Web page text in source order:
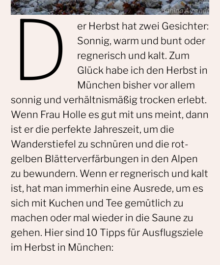
D
er Herbst hat zwei Gesichter:
Sonnig, warm und bunt oder
regnerisch und kalt. Zum
Glück habe ich den Herbst in
München bisher vor allem
sonnig und verhältnismäßig trocken erlebt.
Wenn Frau Holle es gut mit uns meint, dann
ist er die perfekte Jahreszeit, um die
Wanderstiefel zu schnüren und die rot-
gelben Blätterverfärbungen in den Alpen
zu bewundern. Wenn er regnerisch und kalt
ist, hat man immerhin eine Ausrede, um es
sich mit Kuchen und Tee gemütlich zu
machen oder mal wieder in die Saune zu
gehen. Hier sind 10 Tipps für Ausflugsziele
im Herbst in München: